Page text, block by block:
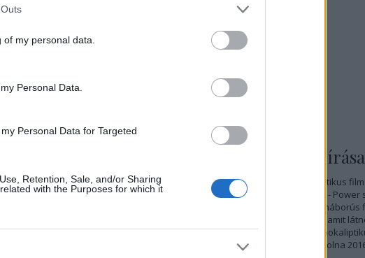
my personal data.
Personal Data.
Personal Data for Targeted
Retention, Sale, and/or Sharing
with the Purposes for which it
jó, sőt: a brazil dráma
A fő erénye azonban, hogy
produkciót.
Filmzabáló
Magyar Film Adatbázis
Mozi Mánia app
Popcorn & Soda
Supernatural Movies
Trashnevelés
A legolvasottabb
A 20 legjobb posztapokaliptikus film
A 15 legjobb időutazós film - Power
A 10 legjobb második világháborús
50 posztapokaliptikus film, amit
A 10 legkreatívabb
20 film, amit látnod kellett volna